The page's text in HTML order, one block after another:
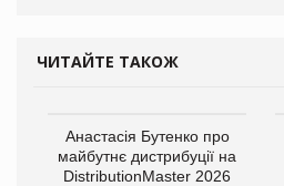
ЧИТАЙТЕ ТАКОЖ
Анастасія Бутенко про
майбутнє дистрибуції на
DistributionMaster 2026